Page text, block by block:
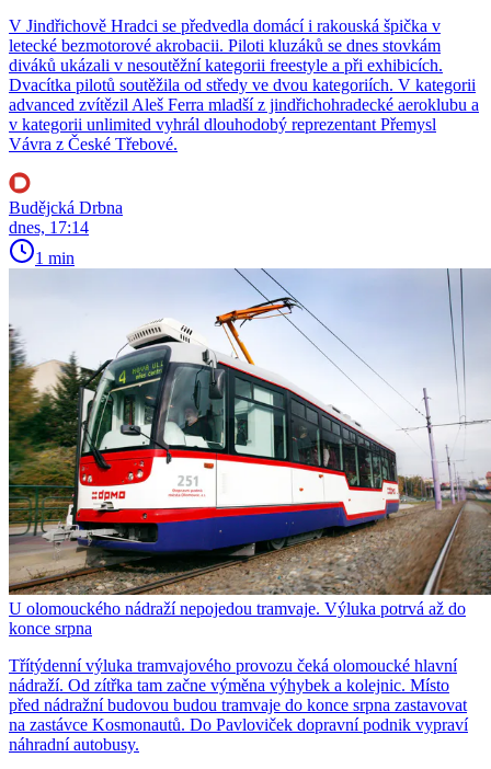
V Jindřichově Hradci se předvedla domácí i rakouská špička v
letecké bezmotorové akrobacii. Piloti kluzáků se dnes stovkám
diváků ukázali v nesoutěžní kategorii freestyle a při exhibicích.
Dvacítka pilotů soutěžila od středy ve dvou kategoriích. V kategorii
advanced zvítězil Aleš Ferra mladší z jindřichohradecké aeroklubu a
v kategorii unlimited vyhrál dlouhodobý reprezentant Přemysl
Vávra z České Třebové.
Budějcká Drbna
dnes, 17:14
1 min
U olomouckého nádraží nepojedou tramvaje. Výluka potrvá až do
konce srpna
Třítýdenní výluka tramvajového provozu čeká olomoucké hlavní
nádraží. Od zítřka tam začne výměna výhybek a kolejnic. Místo
před nádražní budovou budou tramvaje do konce srpna zastavovat
na zastávce Kosmonautů. Do Pavloviček dopravní podnik vypraví
náhradní autobusy.